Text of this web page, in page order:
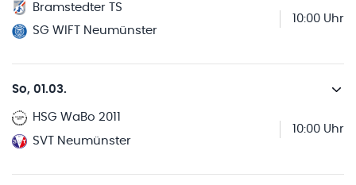
Bramstedter TS
SG WIFT Neumünster
10:00 Uhr
So, 01.03.
HSG WaBo 2011
SVT Neumünster
10:00 Uhr